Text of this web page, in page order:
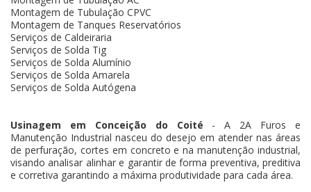
Montagem de Tubulação CPVC
Montagem de Tanques Reservatórios
Serviços de Caldeiraria
Serviços de Solda Tig
Serviços de Solda Alumínio
Serviços de Solda Amarela
Serviços de Solda Autógena
Usinagem em Conceição do Coité - A 2A Furos e
Manutenção Industrial nasceu do desejo em atender nas áreas
de perfuração, cortes em concreto e na manutenção industrial,
visando analisar alinhar e garantir de forma preventiva, preditiva
e corretiva garantindo a máxima produtividade para cada área.